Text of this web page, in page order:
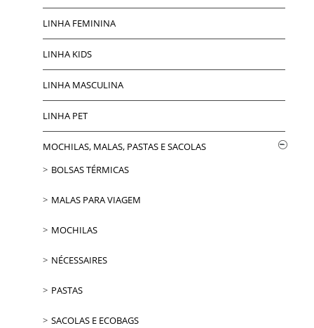
LINHA FEMININA
LINHA KIDS
LINHA MASCULINA
LINHA PET
MOCHILAS, MALAS, PASTAS E SACOLAS
BOLSAS TÉRMICAS
MALAS PARA VIAGEM
MOCHILAS
NÉCESSAIRES
PASTAS
SACOLAS E ECOBAGS